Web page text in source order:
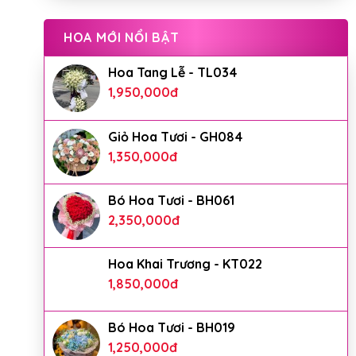
HOA MỚI NỔI BẬT
Hoa Tang Lễ - TL034
1,950,000đ
Giỏ Hoa Tươi - GH084
1,350,000đ
Bó Hoa Tươi - BH061
2,350,000đ
Hoa Khai Trương - KT022
1,850,000đ
Bó Hoa Tươi - BH019
1,250,000đ